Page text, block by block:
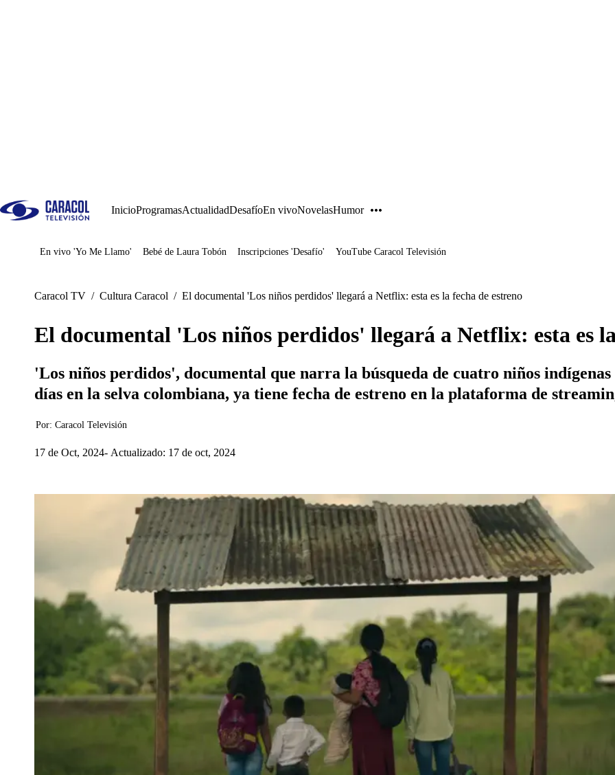
InicioProgramasActualidadDesafíoEn vivoNovelasHumor
Juegos
En vivo 'Yo Me Llamo' Bebé de Laura Tobón Inscripciones 'Desafío' YouTube Caracol Televisión
Caracol TV / Cultura Caracol / El documental 'Los niños perdidos' llegará a Netflix: esta es la fecha de estreno
El documental 'Los niños perdidos' llegará a Netflix: esta es
'Los niños perdidos', documental que narra la búsqueda de cuatro niños
días en la selva colombiana, ya tiene fecha de estreno en la plataforma de
Por: Caracol Televisión
17 de Oct, 2024 Actualizado: 17 de oct, 2024